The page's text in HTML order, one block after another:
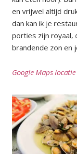
en vrijwel altijd
dan kan ik je
porties zijn royaal,
brandende zon en
Google Maps locatie